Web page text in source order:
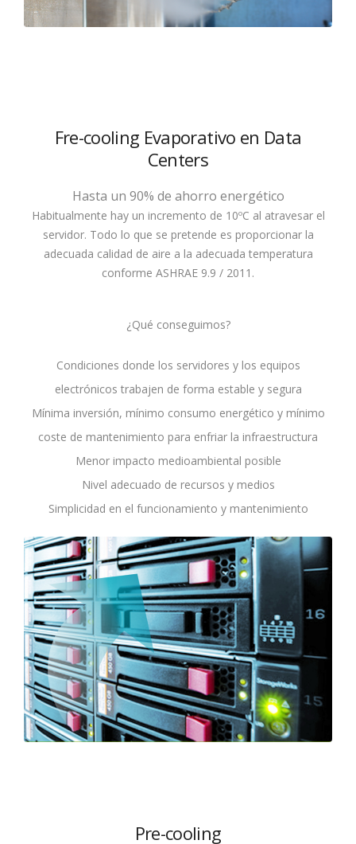
Fre-cooling Evaporativo en Data
Centers
Hasta un 90% de ahorro energético
Habitualmente hay un incremento de 10ºC al atravesar el
servidor. Todo lo que se pretende es proporcionar la
adecuada calidad de aire a la adecuada temperatura
conforme ASHRAE 9.9 / 2011.
¿Qué conseguimos?
Condiciones donde los servidores y los equipos
electrónicos trabajen de forma estable y segura
Mínima inversión, mínimo consumo energético y mínimo
coste de mantenimiento para enfriar la infraestructura
Menor impacto medioambiental posible
Nivel adecuado de recursos y medios
Simplicidad en el funcionamiento y mantenimiento
Pre-cooling